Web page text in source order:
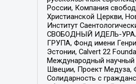
России, Компания
Христианской Церкви,
Институт
СВОБОДНЫЙ ИДЕЛЬ-УРАЛ,
ГРУПА, Фонд имени
Эстонии, Calvert 22
Международный научный
Швеции, Проект Медуза,
Солидарность с